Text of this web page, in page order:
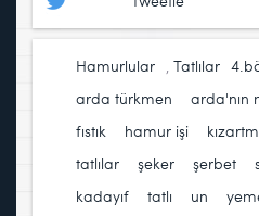
Hamurlular Tatlılar
arda türkmen
arda'nın
fıstık
hamur işi
tatlılar
şeker şerbet
kadayıf
tatlı un